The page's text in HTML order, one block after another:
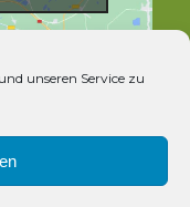
unseren Service zu